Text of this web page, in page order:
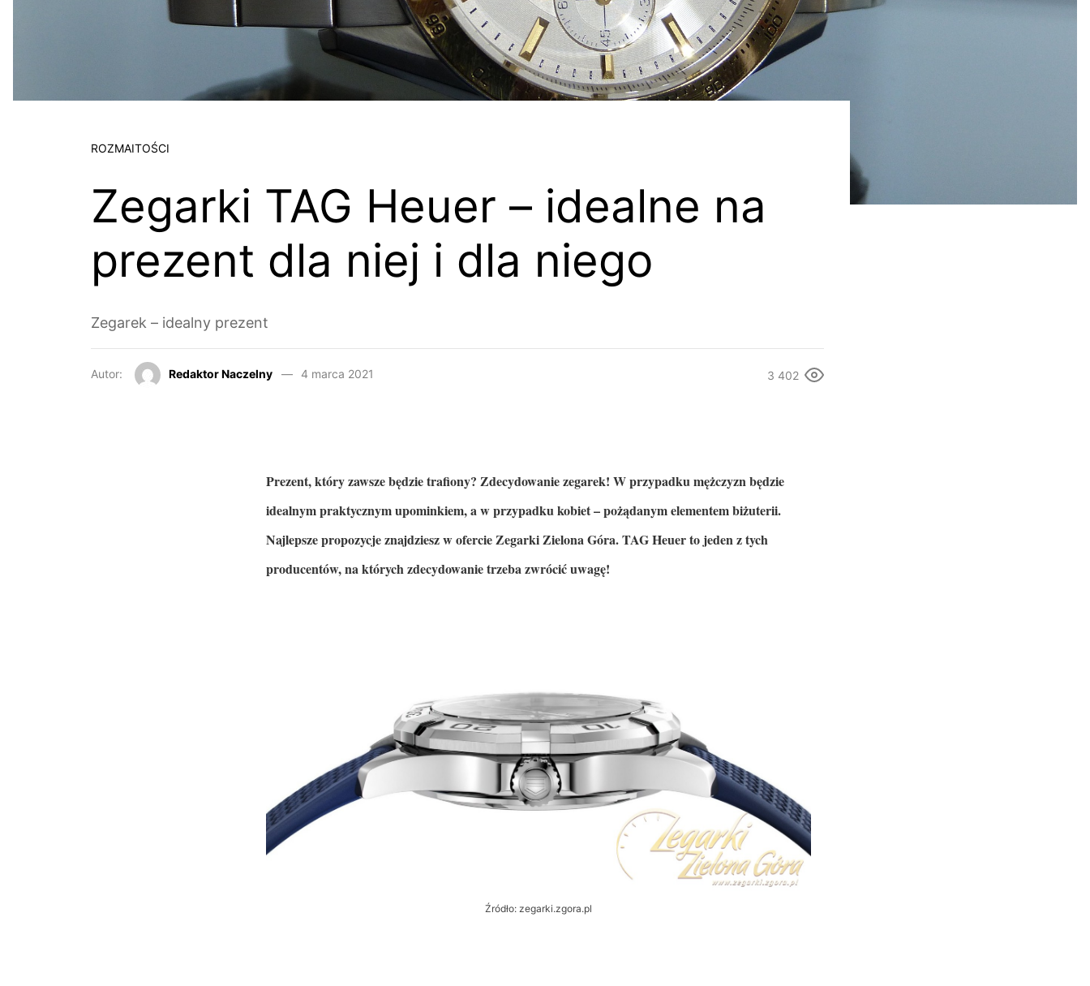
ROZMAITOŚCI
Zegarki TAG Heuer – idealne na
prezent dla niej i dla niego
Zegarek – idealny prezent
Autor: Redaktor Naczelny 4 marca 2021 3 402
Prezent, który zawsze będzie trafiony? Zdecydowanie zegarek! W przypadku mężczyzn będzie
idealnym praktycznym upominkiem, a w przypadku kobiet – pożądanym elementem biżuterii.
Najlepsze propozycje znajdziesz w ofercie Zegarki Zielona Góra. TAG Heuer to jeden z tych
producentów, na których zdecydowanie trzeba zwrócić uwagę!
Źródło: zegarki.zgora.pl